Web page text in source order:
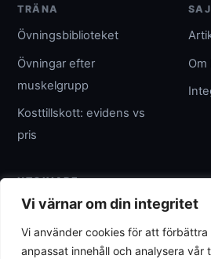
Vi värnar om din integritet
Vi använder cookies för att förbättra
anpassat innehåll och analysera vår
TRÄNA
Övningsbiblioteket
Övningar efter
muskelgrupp
Kosttillskott: evidens vs
pris
Om
UTGIVARE
Umpteenth Media
Org.nr 559183-3313